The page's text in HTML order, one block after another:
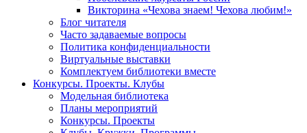
Викторина «Чехова знаем! Чехова любим!»
Блог читателя
Часто задаваемые вопросы
Политика конфиденциальности
Виртуальные выставки
Комплектуем библиотеки вместе
Конкурсы. Проекты. Клубы
Модельная библиотека
Планы мероприятий
Конкурсы. Проекты